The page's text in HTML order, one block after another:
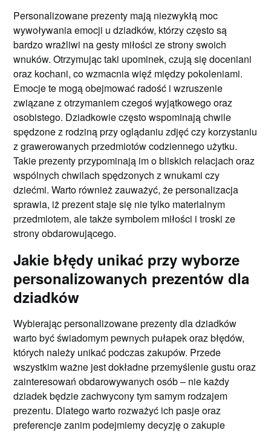
Personalizowane prezenty mają niezwykłą moc
wywoływania emocji u dziadków, którzy często są
bardzo wrażliwi na gesty miłości ze strony swoich
wnuków. Otrzymując taki upominek, czują się doceniani
oraz kochani, co wzmacnia więź między pokoleniami.
Emocje te mogą obejmować radość i wzruszenie
związane z otrzymaniem czegoś wyjątkowego oraz
osobistego. Dziadkowie często wspominają chwile
spędzone z rodziną przy oglądaniu zdjęć czy korzystaniu
z grawerowanych przedmiotów codziennego użytku.
Takie prezenty przypominają im o bliskich relacjach oraz
wspólnych chwilach spędzonych z wnukami czy
dziećmi. Warto również zauważyć, że personalizacja
sprawia, iż prezent staje się nie tylko materialnym
przedmiotem, ale także symbolem miłości i troski ze
strony obdarowującego.
Jakie błędy unikać przy wyborze
personalizowanych prezentów dla
dziadków
Wybierając personalizowane prezenty dla dziadków
warto być świadomym pewnych pułapek oraz błędów,
których należy unikać podczas zakupów. Przede
wszystkim ważne jest dokładne przemyślenie gustu oraz
zainteresowań obdarowywanych osób – nie każdy
dziadek będzie zachwycony tym samym rodzajem
prezentu. Dlatego warto rozważyć ich pasje oraz
preferencje zanim podejmiemy decyzję o zakupie